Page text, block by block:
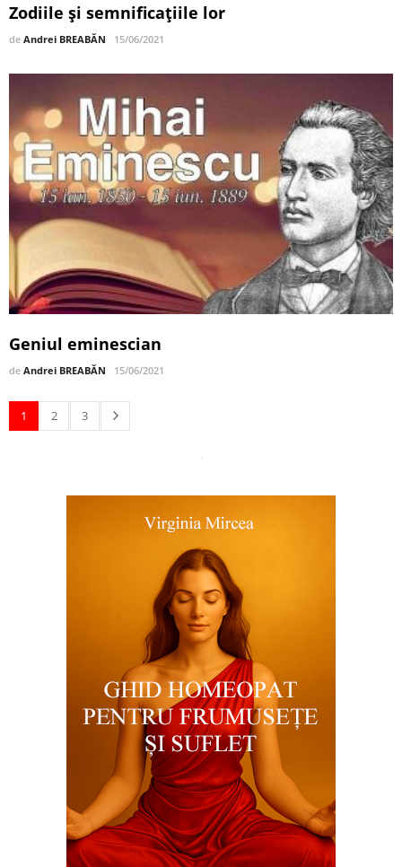
Zodiile și semnificațiile lor
de Andrei BREABĂN 15/06/2021
Geniul eminescian
de Andrei BREABĂN 15/06/2021
1 2 3